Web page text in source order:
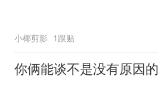
小椰剪影 1跟贴
你俩能谈不是没有原因的